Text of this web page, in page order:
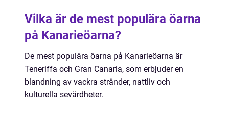
Vilka är de mest populära öarna
på Kanarieöarna?
De mest populära öarna på Kanarieöarna är
Teneriffa och Gran Canaria, som erbjuder en
blandning av vackra stränder, nattliv och
kulturella sevärdheter.